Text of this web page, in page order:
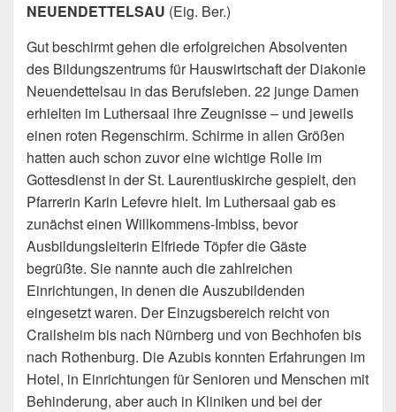
NEUENDETTELSAU (Eig. Ber.)
Gut beschirmt gehen die erfolgreichen Absolventen
des Bildungszentrums für Hauswirtschaft der Diakonie
Neuendettelsau in das Berufsleben. 22 junge Damen
erhielten im Luthersaal ihre Zeugnisse – und jeweils
einen roten Regenschirm. Schirme in allen Größen
hatten auch schon zuvor eine wichtige Rolle im
Gottesdienst in der St. Laurentiuskirche gespielt, den
Pfarrerin Karin Lefevre hielt. Im Luthersaal gab es
zunächst einen Willkommens-Imbiss, bevor
Ausbildungsleiterin Elfriede Töpfer die Gäste
begrüßte. Sie nannte auch die zahlreichen
Einrichtungen, in denen die Auszubildenden
eingesetzt waren. Der Einzugsbereich reicht von
Crailsheim bis nach Nürnberg und von Bechhofen bis
nach Rothenburg. Die Azubis konnten Erfahrungen im
Hotel, in Einrichtungen für Senioren und Menschen mit
Behinderung, aber auch in Kliniken und bei der